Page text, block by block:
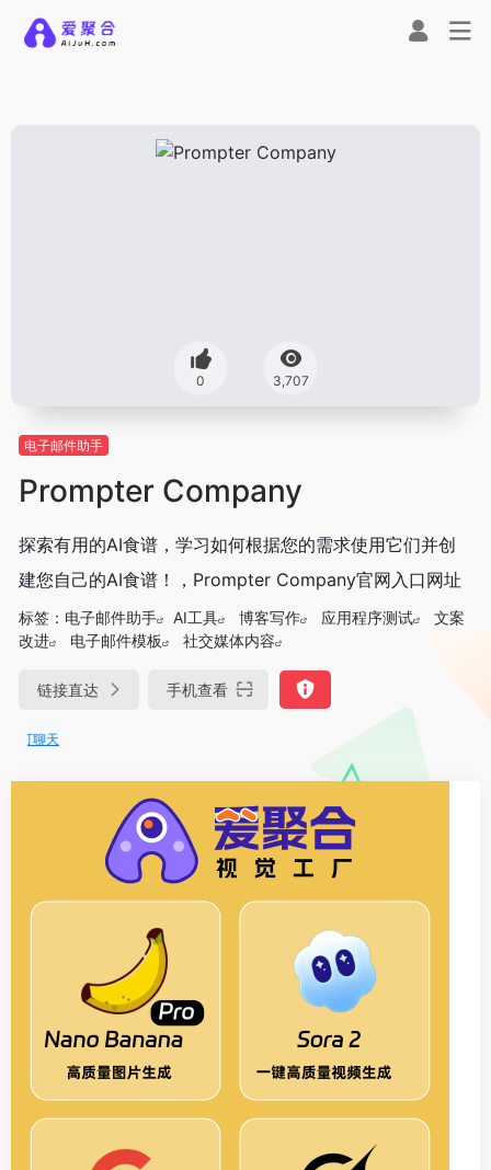
0 3,707
电子邮件助手
Prompter Company
探索有用的AI食谱，学习如何根据您的需求使用它们并创
建您自己的AI食谱！，Prompter Company官网入口网址
标签： 电子邮件助手 AI工具 博客写作 应用程序测试
文案
改进
电子邮件模板 社交媒体内容
链接直达 手机查看